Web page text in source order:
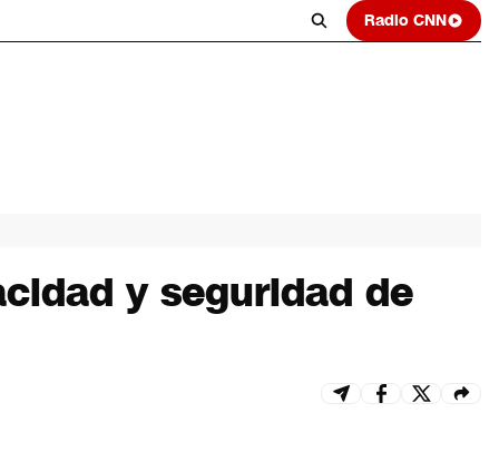
Radio CNN
y seguridad de